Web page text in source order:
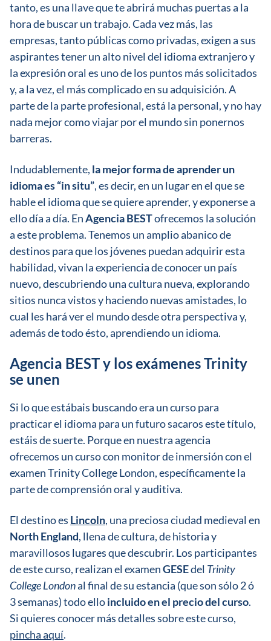
tanto, es una llave que te abrirá muchas puertas a la
hora de buscar un trabajo. Cada vez más, las
empresas, tanto públicas como privadas, exigen a sus
aspirantes tener un alto nivel del idioma extranjero y
la expresión oral es uno de los puntos más solicitados
y, a la vez, el más complicado en su adquisición. A
parte de la parte profesional, está la personal, y no hay
nada mejor como viajar por el mundo sin ponernos
barreras.
Indudablemente, la mejor forma de aprender un
idioma es “in situ”, es decir, en un lugar en el que se
hable el idioma que se quiere aprender, y exponerse a
ello día a día. EnAgencia BESTofrecemos la solución
a este problema. Tenemos un amplio abanico de
destinos para que los jóvenes puedan adquirir esta
habilidad, vivan la experiencia de conocer un país
nuevo, descubriendo una cultura nueva, explorando
sitios nunca vistos y haciendo nuevas amistades, lo
cual les hará ver el mundo desde otra perspectiva y,
además de todo ésto, aprendiendo un idioma.
Agencia BEST y los exámenes Trinity
se unen
Si lo que estábais buscando era un curso para
practicar el idioma para un futuro sacaros este título,
estáis de suerte. Porque en nuestra agencia
ofrecemos un curso con monitor de inmersión con el
examen Trinity College London, específicamente la
parte de comprensión oral y auditiva.
El destino es Lincoln, una preciosa ciudad medieval en
North England, llena de cultura, de historia y
maravillosos lugares que descubrir. Los participantes
de este curso, realizan el examenGESEdel Trinity
College Londonal final de su estancia (que son sólo 2 ó
3 semanas) todo elloincluido en el precio del curso.
Si quieres conocer más detalles sobre este curso,
pincha aquí.